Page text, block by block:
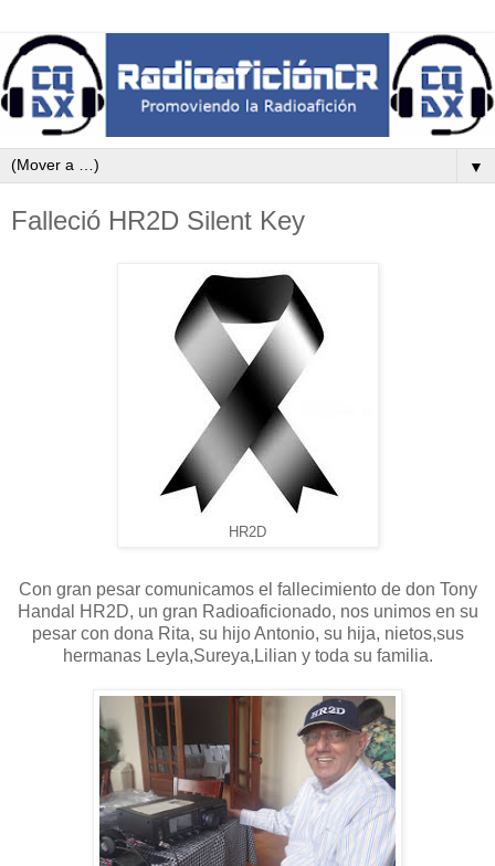
▼
Falleció HR2D Silent Key
HR2D
Con gran pesar comunicamos el fallecimiento de don Tony
Handal HR2D, un gran Radioaficionado, nos unimos en su
pesar con dona Rita, su hijo Antonio, su hija, nietos,sus
hermanas Leyla,Sureya,Lilian y toda su familia.